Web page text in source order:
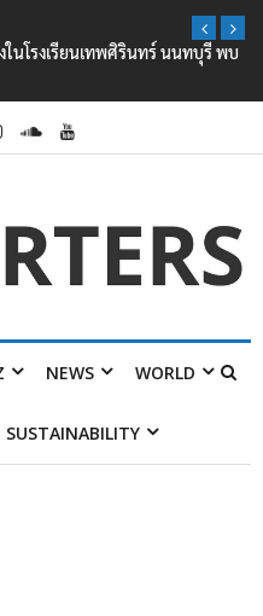
ในโรงเรียนเทพศิรินทร์ นนทบุรี พบ
NEWS WORLD
SUSTAINABILITY